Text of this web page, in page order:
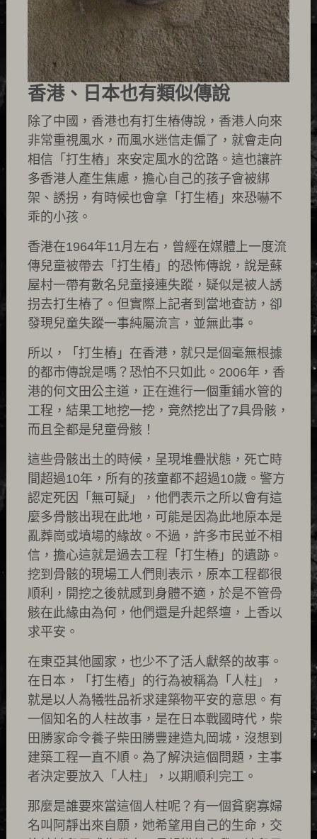
香港、日本也有類似傳說
除了中國，香港也有打生樁傳說，香港人向來
非常重視風水，而風水迷信走偏了，就會走向
相信「打生樁」來安定風水的岔路。這也讓許
多香港人產生焦慮，擔心自己的孩子會被綁
架、誘拐，有時候也會拿「打生樁」來恐嚇不
乖的小孩。
香港在1964年11月左右，曾經在媒體上一度流
傳兒童被帶去「打生樁」的恐怖傳說，說是蘇
屋村一帶有數名兒童接連失蹤，疑似是被人誘
拐去打生樁了。但實際上記者到當地查訪，卻
發現兒童失蹤一事純屬流言，並無此事。
所以，「打生樁」在香港，就只是個毫無根據
的都市傳說是嗎？恐怕不只如此。2006年，香
港的何文田公主道，正在進行一個重鋪水管的
工程，結果工地挖一挖，竟然挖出了7具骨骸，
而且全都是兒童骨骸！
這些骨骸出土的時候，呈現堆疊狀態，死亡時
間超過10年，所有的孩童都不超過10歲。警方
認定死因「無可疑」，他們表示之所以會有這
麼多骨骸出現在此地，可能是因為此地原本是
亂葬崗或墳場的緣故。不過，許多市民並不相
信，擔心這就是過去工程「打生樁」的遺跡。
挖到骨骸的現場工人們則表示，原本工程都很
順利，開挖之後就感到身體不適，於是不管骨
骸在此緣由為何，他們還是升起祭壇，上香以
求平安。
在東亞其他國家，也少不了活人獻祭的故事。
在日本，「打生樁」的行為被稱為「人柱」，
就是以人為犧牲品祈求建築物平安的意思。有
一個知名的人柱故事，是在日本戰國時代，柴
田勝家命令養子柴田勝豐建造丸岡城，沒想到
建築工程一直不順。為了解決這個問題，主事
者決定要放入「人柱」，以期順利完工。
那麼是誰要來當這個人柱呢？有一個貧窮寡婦
名叫阿靜出來自願，她希望用自己的生命，交